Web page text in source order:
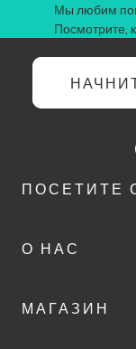
Мы любим
Посмотрите,
ПОСЕТИТЕ
О НАС
МАГАЗИН